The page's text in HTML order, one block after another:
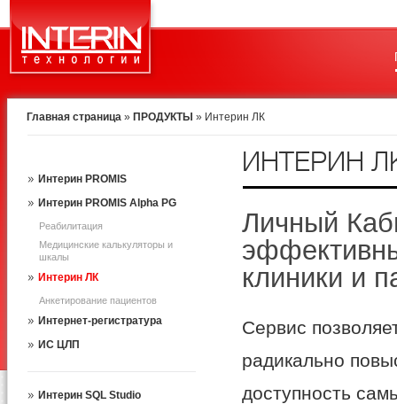
Главная страница » ПРОДУКТЫ » Интерин ЛК
Интерин PROMIS
Интерин PROMIS Alpha PG
Реабилитация
Медицинские калькуляторы и
шкалы
Интерин ЛК
Анкетирование пациентов
Интернет-регистратура
ИС ЦЛП
Интерин SQL Studio
ИНТЕРИН
Личный
клиники и
Сервис
радикально
доступность